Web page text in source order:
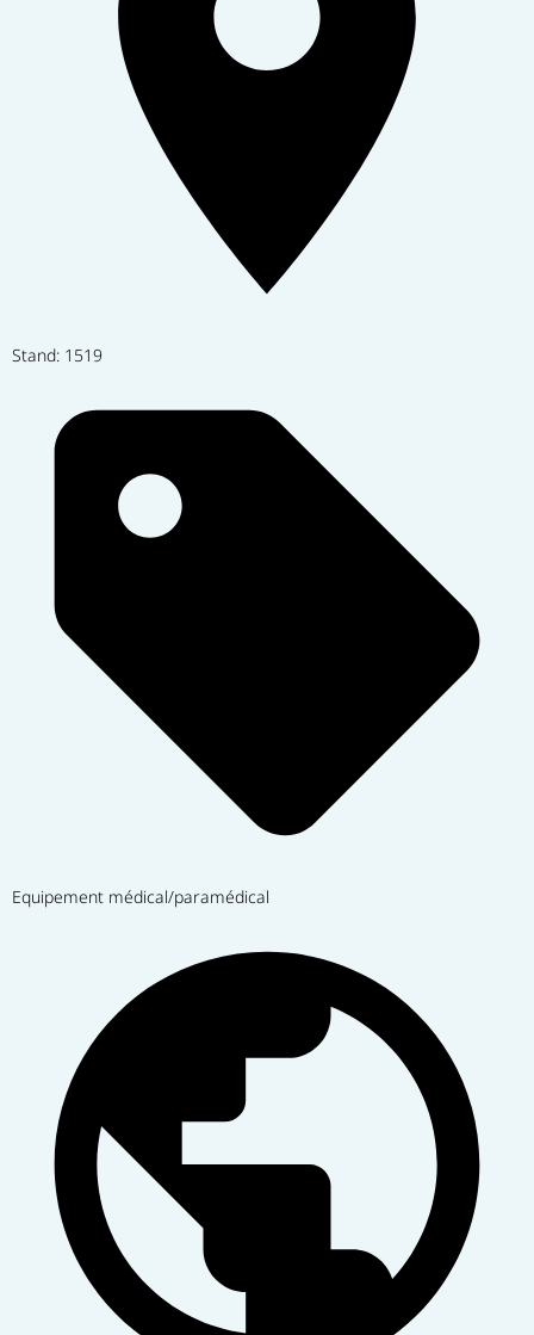
Stand: 1519
Equipement médical/paramédical